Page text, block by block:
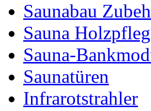
Saunabau
Sauna
Sauna-
Saunatüren
Infrarotstrahler